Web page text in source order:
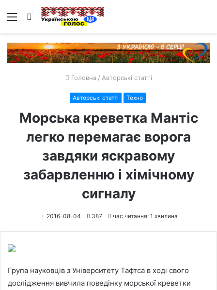
Меню Пошук
Головна / Авторські статті
Авторські статті Техно
Морська креветка Мантіс
легко перемагає ворога
завдяки яскравому
забарвленню і хімічному
сигналу
2016-08-04 387 час читання: 1 хвилина
Група науковців з Університету Тафтса в ході свого
дослідження вивчила поведінку морської креветки